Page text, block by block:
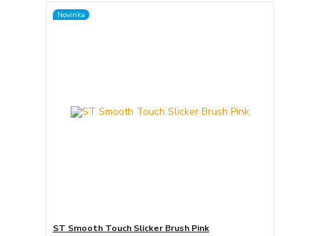
Novinka
ST Smooth Touch Slicker Brush Pink